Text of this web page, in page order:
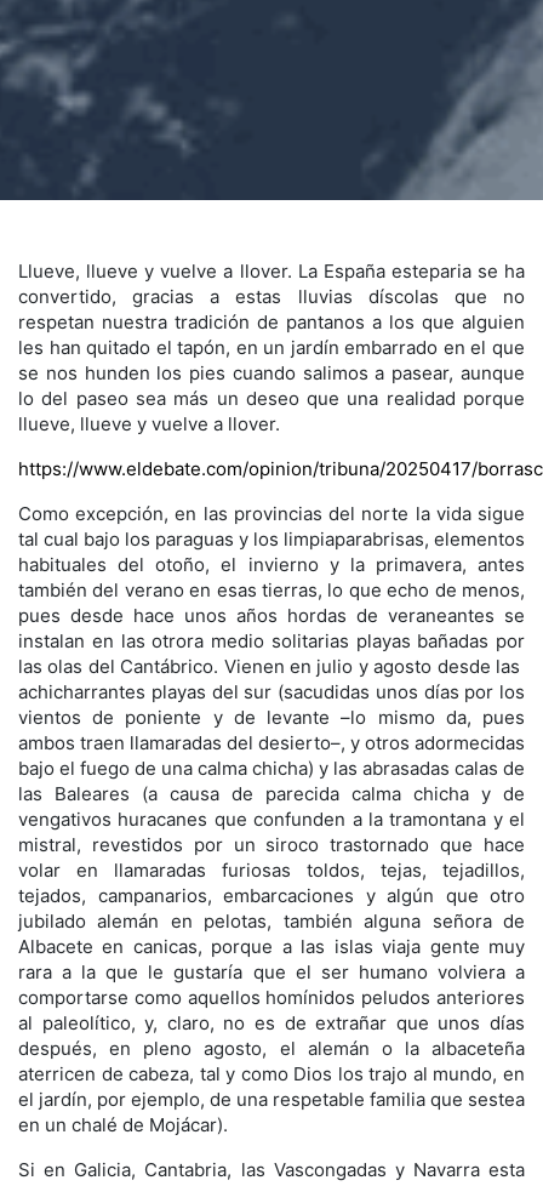
Llueve, llueve y vuelve a llover. La España esteparia se ha
convertido, gracias a estas lluvias díscolas que no
respetan nuestra tradición de pantanos a los que alguien
les han quitado el tapón, en un jardín embarrado en el que
se nos hunden los pies cuando salimos a pasear, aunque
lo del paseo sea más un deseo que una realidad porque
llueve, llueve y vuelve a llover.
https://www.eldebate.com/opinion/tribuna/20250417/
Como excepción, en las provincias del norte la vida sigue
tal cual bajo los paraguas y los limpiaparabrisas, elementos
habituales del otoño, el invierno y la primavera, antes
también del verano en esas tierras, lo que echo de menos,
pues desde hace unos años hordas de veraneantes se
instalan en las otrora medio solitarias playas bañadas por
las olas del Cantábrico. Vienen en julio y agosto desde las
achicharrantes playas del sur (sacudidas unos días por los
vientos de poniente y de levante –lo mismo da, pues
ambos traen llamaradas del desierto–, y otros adormecidas
bajo el fuego de una calma chicha) y las abrasadas calas de
las Baleares (a causa de parecida calma chicha y de
vengativos huracanes que confunden a la tramontana y el
mistral, revestidos por un siroco trastornado que hace
volar en llamaradas furiosas toldos, tejas, tejadillos,
tejados, campanarios, embarcaciones y algún que otro
jubilado alemán en pelotas, también alguna señora de
Albacete en canicas, porque a las islas viaja gente muy
rara a la que le gustaría que el ser humano volviera a
comportarse como aquellos homínidos peludos anteriores
al paleolítico, y, claro, no es de extrañar que unos días
después, en pleno agosto, el alemán o la albaceteña
aterricen de cabeza, tal y como Dios los trajo al mundo, en
el jardín, por ejemplo, de una respetable familia que sestea
en un chalé de Mojácar).
Si en Galicia, Cantabria, las Vascongadas y Navarra esta